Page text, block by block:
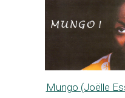
Mungo (Joëlle